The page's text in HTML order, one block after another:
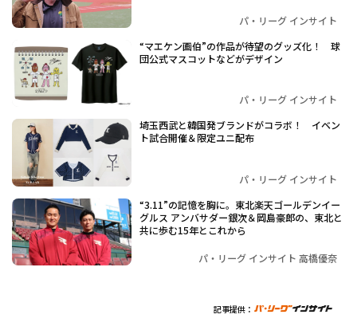
パ・リーグ インサイト
“マエケン画伯”の作品が待望のグッズ化！ 球
団公式マスコットなどがデザイン
パ・リーグ インサイト
埼玉西武と韓国発ブランドがコラボ！ イベン
ト試合開催＆限定ユニ配布
パ・リーグ インサイト
“3.11”の記憶を胸に。東北楽天ゴールデンイー
グルス アンバサダー銀次＆岡島豪郎の、東北と
共に歩む15年とこれから
パ・リーグ インサイト 高橋優奈
記事提供：